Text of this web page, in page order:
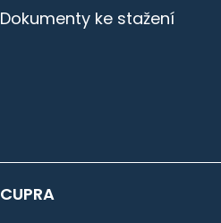
Dokumenty ke stažení
CUPRA